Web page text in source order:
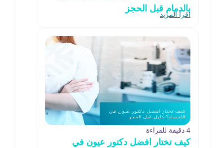
بالدمام قبل الحجز
اقرأ المزيد
4 دقيقة للقراءة
كيف تختار افضل دكتور عيون في